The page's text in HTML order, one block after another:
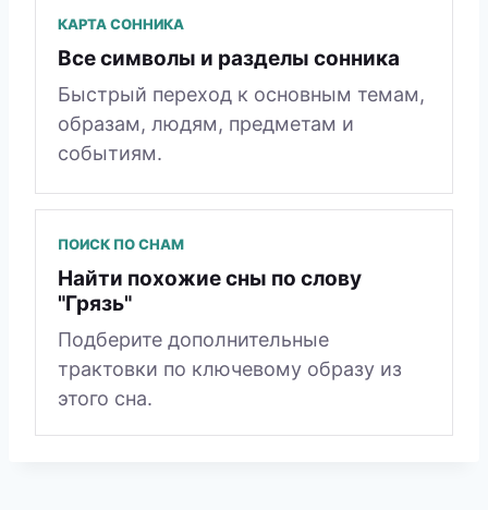
КАРТА СОННИКА
Все символы и разделы сонника
Быстрый переход к основным темам,
образам, людям, предметам и
событиям.
ПОИСК ПО СНАМ
Найти похожие сны по слову
"Грязь"
Подберите дополнительные
трактовки по ключевому образу из
этого сна.